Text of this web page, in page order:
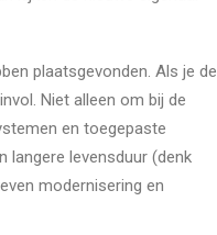
plaatsgevonden. Als je de
Niet alleen om bij de
en toegepaste
langere levensduur (denk
modernisering en